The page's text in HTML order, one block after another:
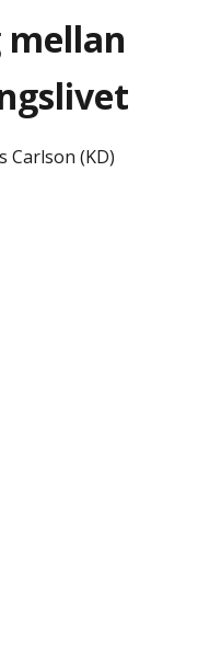
Carlson (KD)